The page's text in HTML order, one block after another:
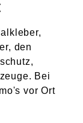
den
Bei
vor Ort